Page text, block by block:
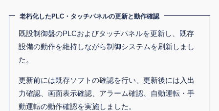
老朽化したPLC・タッチパネルの更新と動作確認
既設制御盤のPLCおよびタッチパネルを更新し、既存
設備の動作を維持しながら制御システムを刷新しまし
た。
更新前には既存ソフトの確認を行い、更新後には入出
力確認、画面表示確認、アラーム確認、自動運転・手
動運転の動作確認を実施しました。